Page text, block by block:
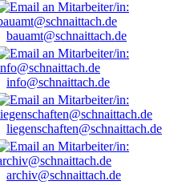
bauamt@schnaittach.de
info@schnaittach.de
liegenschaften@schnaittach.de
archiv@schnaittach.de